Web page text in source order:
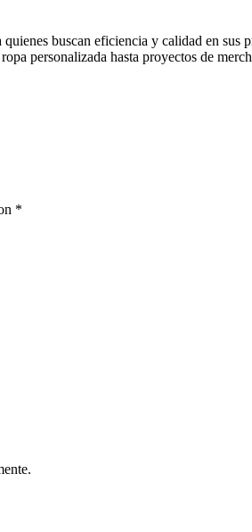
buscan eficiencia y calidad en sus
personalizada hasta proyectos de
*